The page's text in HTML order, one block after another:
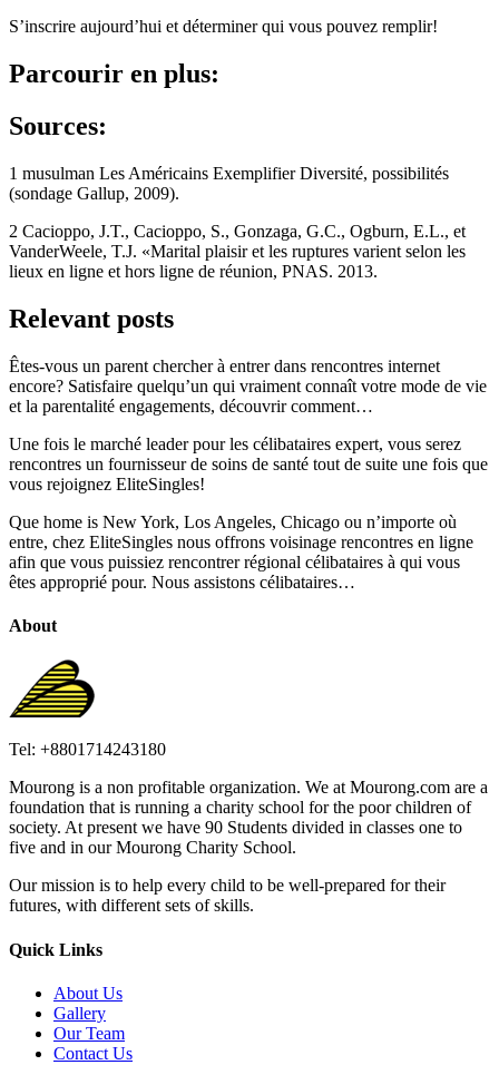
S’inscrire aujourd’hui et déterminer qui vous pouvez remplir!
Parcourir en plus:
Sources:
1 musulman Les Américains Exemplifier Diversité, possibilités
(sondage Gallup, 2009).
2 Cacioppo, J.T., Cacioppo, S., Gonzaga, G.C., Ogburn, E.L., et
VanderWeele, T.J. «Marital plaisir et les ruptures varient selon les
lieux en ligne et hors ligne de réunion, PNAS. 2013.
Relevant posts
Êtes-vous un parent chercher à entrer dans rencontres internet
encore? Satisfaire quelqu’un qui vraiment connaît votre mode de vie
et la parentalité engagements, découvrir comment…
Une fois le marché leader pour les célibataires expert, vous serez
rencontres un fournisseur de soins de santé tout de suite une fois que
vous rejoignez EliteSingles!
Que home is New York, Los Angeles, Chicago ou n’importe où
entre, chez EliteSingles nous offrons voisinage rencontres en ligne
afin que vous puissiez rencontrer régional célibataires à qui vous
êtes approprié pour. Nous assistons célibataires…
About
Tel: +8801714243180
Mourong is a non profitable organization. We at Mourong.com are a
foundation that is running a charity school for the poor children of
society. At present we have 90 Students divided in classes one to
five and in our Mourong Charity School.
Our mission is to help every child to be well-prepared for their
futures, with different sets of skills.
Quick Links
About Us
Gallery
Our Team
Contact Us